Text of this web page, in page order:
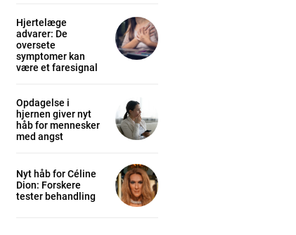
Hjertelæge
advarer: De
oversete
symptomer kan
være et faresignal
Opdagelse i
hjernen giver nyt
håb for mennesker
med angst
Nyt håb for Céline
Dion: Forskere
tester behandling